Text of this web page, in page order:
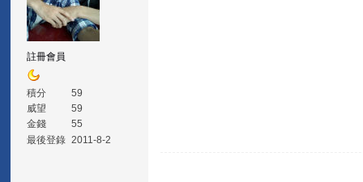
註冊會員
積分
59
威望
59
金錢
55
最後登錄 2011-8-2